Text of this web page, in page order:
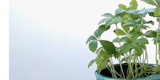
そのまま飾れる観葉植物